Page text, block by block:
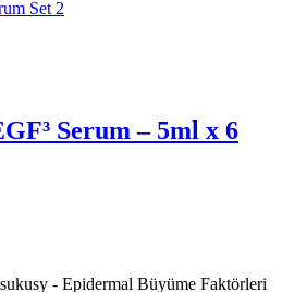
Serum – 5ml x 6
- Epidermal Büyüme Faktörleri